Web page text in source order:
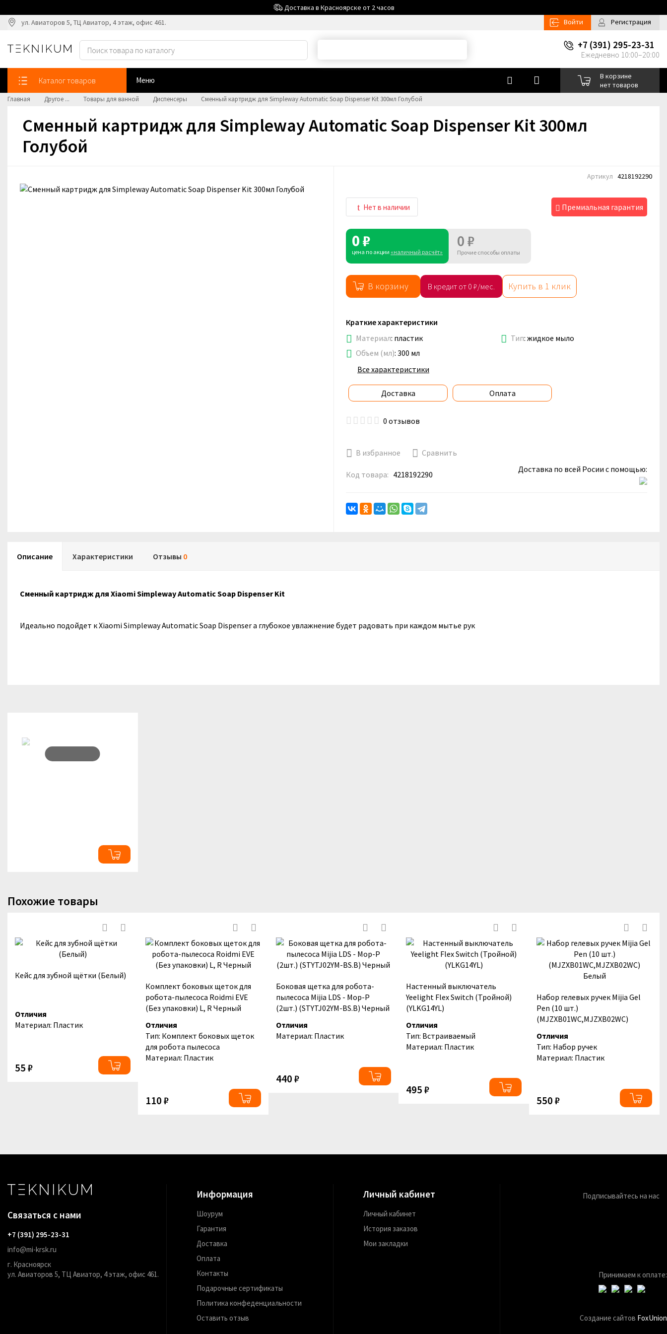
Доставка в Красноярске от 2 часов
ул. Авиаторов 5, ТЦ Авиатор, 4 этаж, офис 461.
Войти Регистрация
+7 (391) 295-23-31
Ежедневно 10:00–20:00
Каталог товаров Меню
В корзине
нет товаров
Главная Другое ... Товары для ванной Диспенсеры Сменный картридж для Simpleway Automatic Soap Dispenser Kit 300мл Голубой
Сменный картридж для Simpleway Automatic Soap Dispenser Kit 300мл
Голубой
Артикул 4218192290
Нет в наличии Премиальная гарантия
0 ₽
цена по акции «наличный расчёт»
0 ₽
Прочие способы оплаты
В корзину В кредит от 0 ₽/мес. Купить в 1 клик
Краткие характеристики
Материал: пластик
Объем (мл): 300 мл
Тип: жидкое мыло
Все характеристики
Доставка Оплата
0 отзывов
В избранное Сравнить
Код товара: 4218192290
Доставка по всей Росии с помощью:
Описание Характеристики Отзывы 0
Сменный картридж для Xiaomi Simpleway Automatic Soap Dispenser Kit
Идеально подойдет к Xiaomi Simpleway Automatic Soap Dispenser а глубокое увлажнение будет радовать при каждом мытье рук
Похожие товары
Кейс для зубной щётки (Белый)
Отличия
Материал: Пластик
55 ₽
Комплект боковых щеток для
робота-пылесоса Roidmi EVE
(Без упаковки) L, R Черный
Отличия
Тип: Комплект боковых щеток
для робота пылесоса
Материал: Пластик
110 ₽
Боковая щетка для робота-
пылесоса Mijia LDS - Mop-P
(2шт.) (STYTJ02YM-BS.B) Черный
Отличия
Материал: Пластик
440 ₽
Настенный выключатель
Yeelight Flex Switch (Тройной)
(YLKG14YL)
Отличия
Тип: Встраиваемый
Материал: Пластик
495 ₽
Набор гелевых ручек Mijia Gel
Pen (10 шт.)
(MJZXB01WC,MJZXB02WC)
Отличия
Тип: Набор ручек
Материал: Пластик
550 ₽
Связаться с нами
+7 (391) 295-23-31
info@mi-krsk.ru
г. Красноярск
ул. Авиаторов 5, ТЦ Авиатор, 4 этаж, офис 461.
Информация
Шоурум
Гарантия
Доставка
Оплата
Контакты
Подарочные сертификаты
Политика конфеденциальности
Оставить отзыв
Личный кабинет
Личный кабинет
История заказов
Мои закладки
Подписывайтесь на нас
Принимаем к оплате:
Создание сайтов FoxUnion